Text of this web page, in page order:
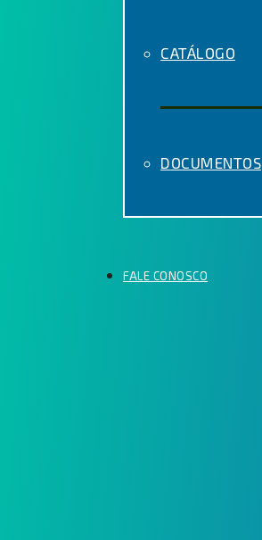
CATÁLOGO
DOCUMENTOS
FALE CONOSCO